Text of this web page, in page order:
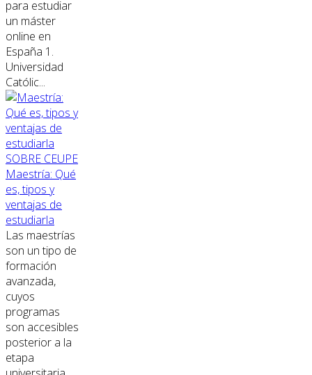
para estudiar
un máster
online en
España 1.
Universidad
Católic...
SOBRE CEUPE
Maestría: Qué
es, tipos y
ventajas de
estudiarla
Las maestrías
son un tipo de
formación
avanzada,
cuyos
programas
son accesibles
posterior a la
etapa